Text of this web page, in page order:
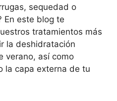
sequedad o
En este blog te
tratamientos más
la deshidratación
verano, así como
la capa externa de tu